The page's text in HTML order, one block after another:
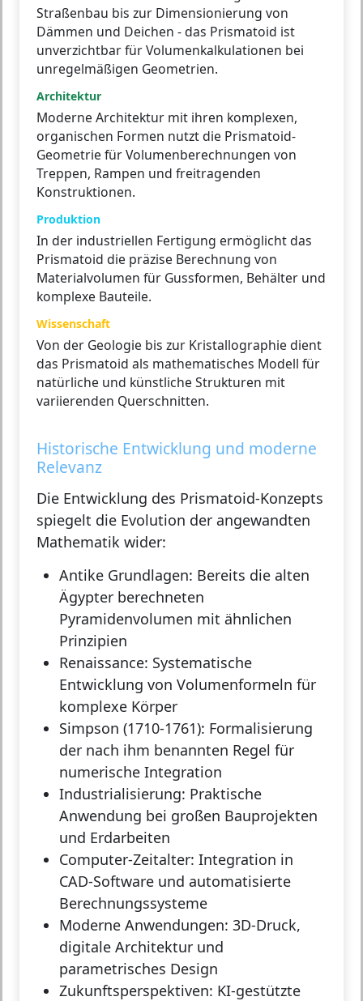
Straßenbau bis zur Dimensionierung von
Dämmen und Deichen - das Prismatoid ist
unverzichtbar für Volumenkalkulationen bei
unregelmäßigen Geometrien.
Architektur
Moderne Architektur mit ihren komplexen,
organischen Formen nutzt die Prismatoid-
Geometrie für Volumenberechnungen von
Treppen, Rampen und freitragenden
Konstruktionen.
Produktion
In der industriellen Fertigung ermöglicht das
Prismatoid die präzise Berechnung von
Materialvolumen für Gussformen, Behälter und
komplexe Bauteile.
Wissenschaft
Von der Geologie bis zur Kristallographie dient
das Prismatoid als mathematisches Modell für
natürliche und künstliche Strukturen mit
variierenden Querschnitten.
Historische Entwicklung und moderne
Relevanz
Die Entwicklung des Prismatoid-Konzepts
spiegelt die Evolution der angewandten
Mathematik wider:
Antike Grundlagen: Bereits die alten
Ägypter berechneten
Pyramidenvolumen mit ähnlichen
Prinzipien
Renaissance: Systematische
Entwicklung von Volumenformeln für
komplexe Körper
Simpson (1710-1761): Formalisierung
der nach ihm benannten Regel für
numerische Integration
Industrialisierung: Praktische
Anwendung bei großen Bauprojekten
und Erdarbeiten
Computer-Zeitalter: Integration in
CAD-Software und automatisierte
Berechnungssysteme
Moderne Anwendungen: 3D-Druck,
digitale Architektur und
parametrisches Design
Zukunftsperspektiven: KI-gestützte